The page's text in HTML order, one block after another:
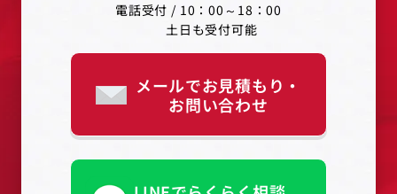
電話受付 / 10：00～18：00
土日も受付可能
メールでお見積もり・
お問い合わせ